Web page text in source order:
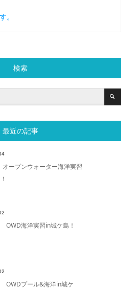
。
検索
最近の記事
ープンウォーター海洋実習
海洋実習in城ケ島！
OWDプール&海洋in城ケ